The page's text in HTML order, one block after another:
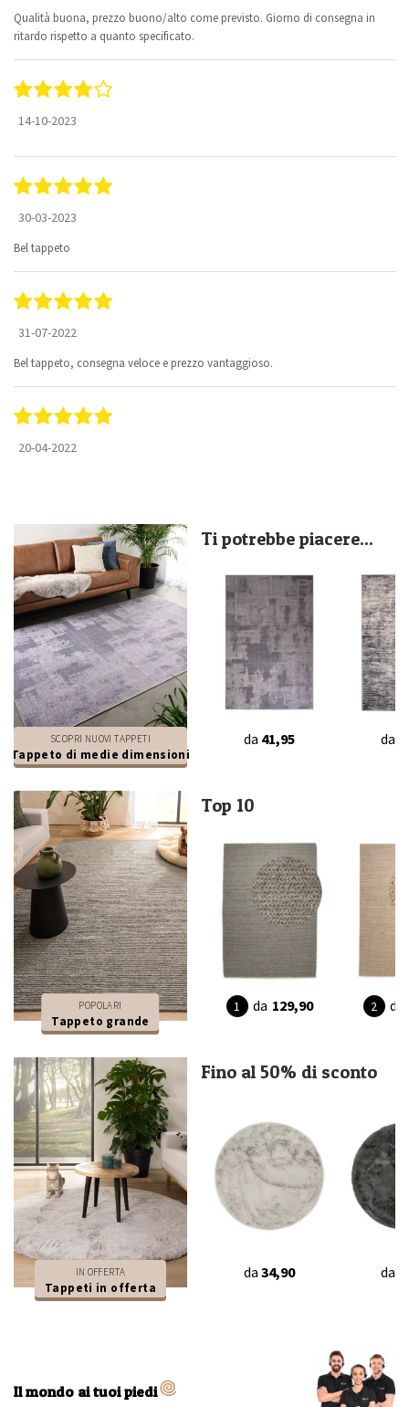
Qualità buona, prezzo buono/alto come previsto. Giorno di consegna in
ritardo rispetto a quanto specificato.
14-10-2023
30-03-2023
Bel tappeto
31-07-2022
Bel tappeto, consegna veloce e prezzo vantaggioso.
20-04-2022
SCOPRI NUOVI TAPPETI
Tappeto di medie dimensioni
Ti potrebbe piacere...
da 41,95 da
POPOLARI
Tappeto grande
Top 10
da 129,90 da
IN OFFERTA
Tappeti in offerta
Fino al 50% di sconto
da 34,90 da
Il mondo ai tuoi piedi